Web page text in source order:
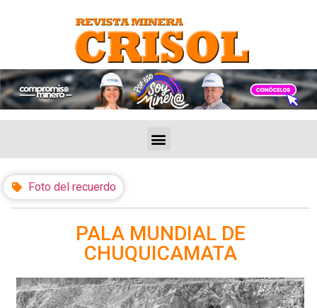
Foto del recuerdo
PALA MUNDIAL DE
CHUQUICAMATA